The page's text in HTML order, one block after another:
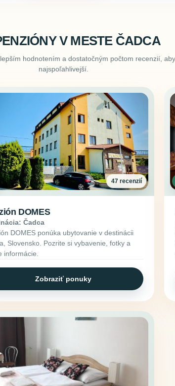
V MESTE ČADCA
hodnotením a dostatočným počtom recenzií,
najspoľahlivejší.
47 recenzií
DOMES
Čadca
DOMES ponúka ubytovanie v destinácii
Slovensko. Pozrite si vybavenie, fotky a
informácie.
Zobraziť ponuky